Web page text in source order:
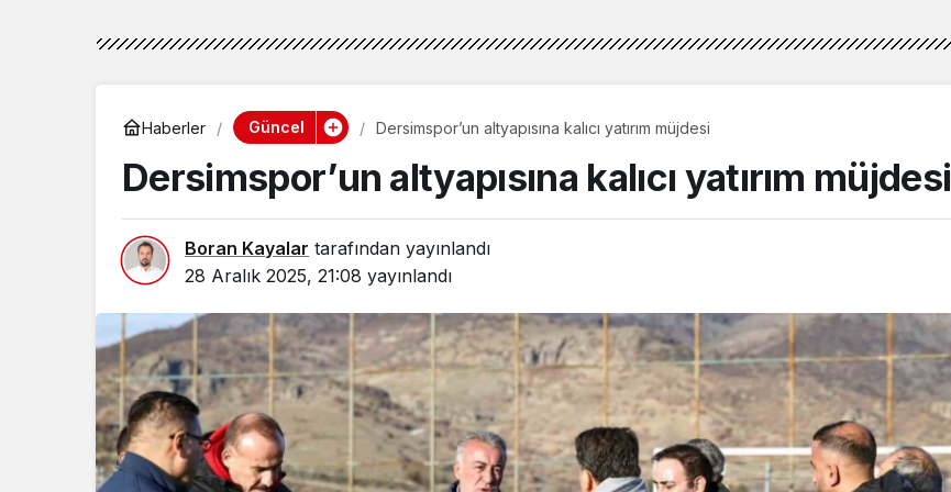
Haberler Güncel Dersimspor’un altyapısına kalıcı yatırım müjdesi
Dersimspor’un altyapısına kalıcı yatırım müjdesi
Boran Kayalar tarafından yayınlandı
28 Aralık 2025, 21:08 yayınlandı